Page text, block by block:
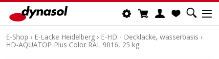
E-Shop › E-Lacke Heidelberg › E-HD - Decklacke, wasserbasis ›
HD-AQUATOP Plus Color RAL 9016, 25 kg